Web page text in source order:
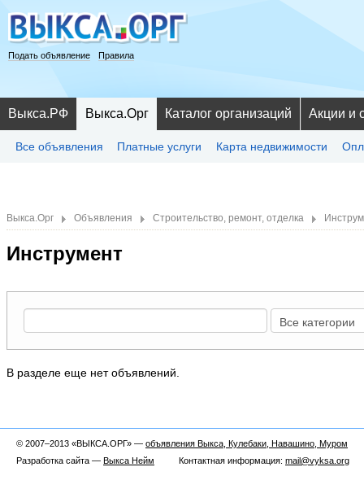
Подать объявление Правила
Выкса.РФ Выкса.Орг
Все объявления Платные услуги Карта недвижимости
Каталог организаций Акции и
Выкса.Орг Объявления Строительство, ремонт, отделка
Инструмент
В разделе еще нет объявлений.
© 2007–2013 «ВЫКСА.ОРГ» — объявления Выкса, Кулебаки, Навашино, Муром
Разработка сайта — Выкса Нейм Контактная информация: mail@vyksa.org